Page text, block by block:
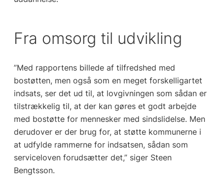
Fra omsorg til udvikling
”Med rapportens billede af tilfredshed med
bostøtten, men også som en meget forskelligartet
indsats, ser det ud til, at lovgivningen som sådan er
tilstrækkelig til, at der kan gøres et godt arbejde
med bostøtte for mennesker med sindslidelse. Men
derudover er der brug for, at støtte kommunerne i
at udfylde rammerne for indsatsen, sådan som
serviceloven forudsætter det,” siger Steen
Bengtsson.